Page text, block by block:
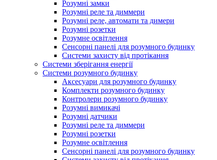
Розумні замки
Розумні реле та диммери
Розумні реле, автомати та димери
Розумні розетки
Розумне освітлення
Сенсорні панелі для розумного будинку
Системи захисту від протікання
Системи зберігання енергії
Системи розумного будинку
Аксесуари для розумного будинку
Комплекти розумного будинку
Контролери розумного будинку
Розумні вимикачі
Розумні датчики
Розумні реле та диммери
Розумні розетки
Розумне освітлення
Сенсорні панелі для розумного будинку